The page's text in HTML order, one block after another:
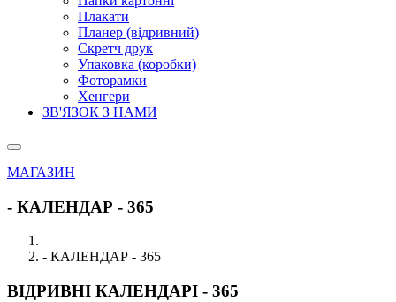
Плакати
Планер (відривний)
Скретч друк
Упаковка (коробки)
Фоторамки
Хенгери
ЗВ'ЯЗОК З НАМИ
МАГАЗИН
- КАЛЕНДАР - 365
- КАЛЕНДАР - 365
ВІДРИВНІ КАЛЕНДАРІ - 365